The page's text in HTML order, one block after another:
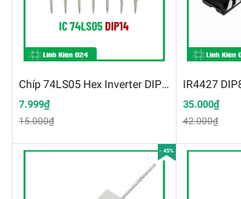
Chíp 74LS05 Hex Inverter DIP14 (K9H15)
7.999₫
15.000₫
35.000₫
42.000₫
- 45%